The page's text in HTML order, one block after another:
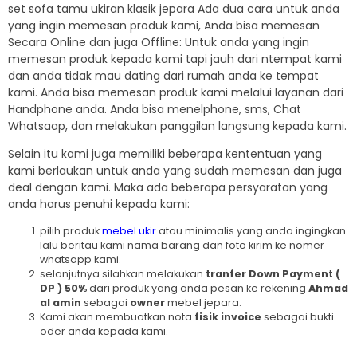
set sofa tamu ukiran klasik jepara Ada dua cara untuk anda
yang ingin memesan produk kami, Anda bisa memesan
Secara Online dan juga Offline: Untuk anda yang ingin
memesan produk kepada kami tapi jauh dari ntempat kami
dan anda tidak mau dating dari rumah anda ke tempat
kami. Anda bisa memesan produk kami melalui layanan dari
Handphone anda. Anda bisa menelphone, sms, Chat
Whatsaap, dan melakukan panggilan langsung kepada kami.
Selain itu kami juga memiliki beberapa kententuan yang
kami berlaukan untuk anda yang sudah memesan dan juga
deal dengan kami. Maka ada beberapa persyaratan yang
anda harus penuhi kepada kami:
pilih produkmebel ukiratau minimalis yang anda ingingkan
lalu beritau kami nama barang dan foto kirim ke nomer
whatsapp kami.
selanjutnya silahkan melakukan tranfer Down Payment (
DP ) 50%dari produk yang anda pesan ke rekening Ahmad
al amin sebagai ownermebel jepara.
Kami akan membuatkan nota fisik invoice sebagai bukti
oder anda kepada kami.